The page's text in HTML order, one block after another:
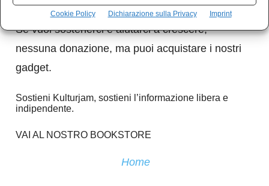
Cookie Policy Dichiarazione sulla Privacy Imprint
sempre. Nessun abbonamento.
Se vuoi sostenerci e aiutarci a crescere,
nessuna donazione, ma puoi acquistare i nostri
gadget.
Sostieni Kulturjam, sostieni l’informazione libera e
indipendente.
VAI AL NOSTRO BOOKSTORE
Home